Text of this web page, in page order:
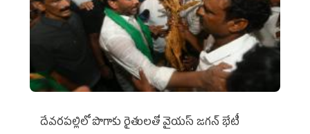
దేవరపల్లిలో పొగాకు రైతులతో వైయస్ జగన్ భేటీ